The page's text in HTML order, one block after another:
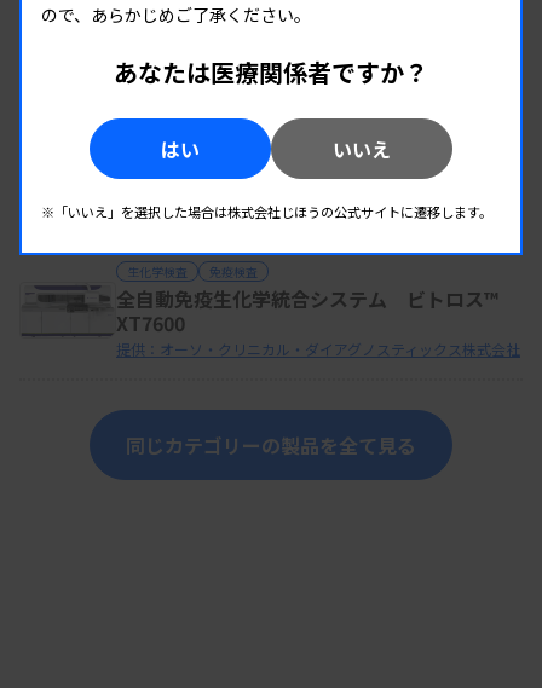
生化学検査
提供：株式会社テクノメディカ
全自動pH／血液ガス分析装置 GASTAT-700
Model
提供：株式会社テクノメディカ
生化学検査 免疫検査
全自動免疫生化学統合システム ビトロス™
XT7600
提供：オーソ・クリニカル・ダイアグノスティックス株式会社
同じカテゴリーの製品を全て見る
ので、あらかじめご了承ください。
あなたは医療関係者ですか？
はい いいえ
※「いいえ」を選択した場合は株式会社じほうの公式サイトに遷移します。